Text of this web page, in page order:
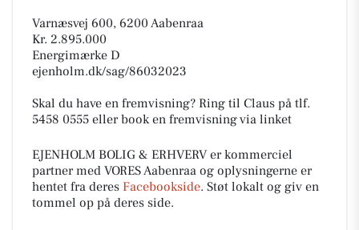
Varnæsvej 600, 6200 Aabenraa
Kr. 2.895.000
Energimærke D
ejenholm.dk/sag/86032023
Skal du have en fremvisning? Ring til Claus på tlf.
5458 0555 eller book en fremvisning via linket
EJENHOLM BOLIG & ERHVERV er kommerciel
partner med VORES Aabenraa og oplysningerne er
hentet fra deres Facebookside. Støt lokalt og giv en
tommel op på deres side.